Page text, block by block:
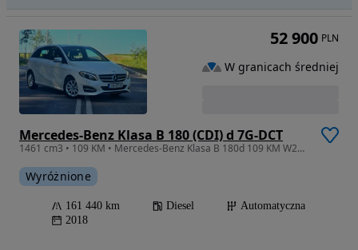
Mercedes-Benz Klasa B 180 (CDI) d 7G-DCT
1461 cm3 • 109 KM • Mercedes-Benz Klasa B 180d 109 KM W246 FAKTURA VAT 23%
Wyróżnione
161 440 km Diesel
Automatyczna
2018
52 900 PLN
W granicach średniej